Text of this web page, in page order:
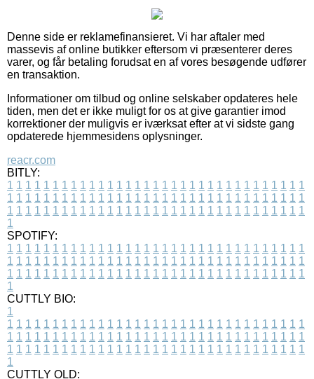
Denne side er reklamefinansieret. Vi har aftaler med
massevis af online butikker eftersom vi præsenterer deres
varer, og får betaling forudsat en af vores besøgende udfører
en transaktion.
Informationer om tilbud og online selskaber opdateres hele
tiden, men det er ikke muligt for os at give garantier imod
korrektioner der muligvis er iværksat efter at vi sidste gang
opdaterede hjemmesidens oplysninger.
reacr.com
BITLY:
1 1 1 1 1 1 1 1 1 1 1 1 1 1 1 1 1 1 1 1 1 1 1 1 1 1 1 1 1 1 1 1 1
1 1 1 1 1 1 1 1 1 1 1 1 1 1 1 1 1 1 1 1 1 1 1 1 1 1 1 1 1 1 1 1 1
1 1 1 1 1 1 1 1 1 1 1 1 1 1 1 1 1 1 1 1 1 1 1 1 1 1 1 1 1 1 1 1 1
1
SPOTIFY:
1 1 1 1 1 1 1 1 1 1 1 1 1 1 1 1 1 1 1 1 1 1 1 1 1 1 1 1 1 1 1 1 1
1 1 1 1 1 1 1 1 1 1 1 1 1 1 1 1 1 1 1 1 1 1 1 1 1 1 1 1 1 1 1 1 1
1 1 1 1 1 1 1 1 1 1 1 1 1 1 1 1 1 1 1 1 1 1 1 1 1 1 1 1 1 1 1 1 1
1
CUTTLY BIO:
1
1 1 1 1 1 1 1 1 1 1 1 1 1 1 1 1 1 1 1 1 1 1 1 1 1 1 1 1 1 1 1 1 1
1 1 1 1 1 1 1 1 1 1 1 1 1 1 1 1 1 1 1 1 1 1 1 1 1 1 1 1 1 1 1 1 1
1 1 1 1 1 1 1 1 1 1 1 1 1 1 1 1 1 1 1 1 1 1 1 1 1 1 1 1 1 1 1 1 1
1
CUTTLY OLD: